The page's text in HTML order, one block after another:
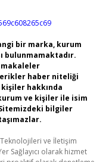
bir marka, kurum
bulunmamaktadır.
makaleler
haber niteliği
hakkında
ve kişiler ile isim
bilgiler
Teknolojileri ve İletişim
Sağlayıcı olarak hizmet